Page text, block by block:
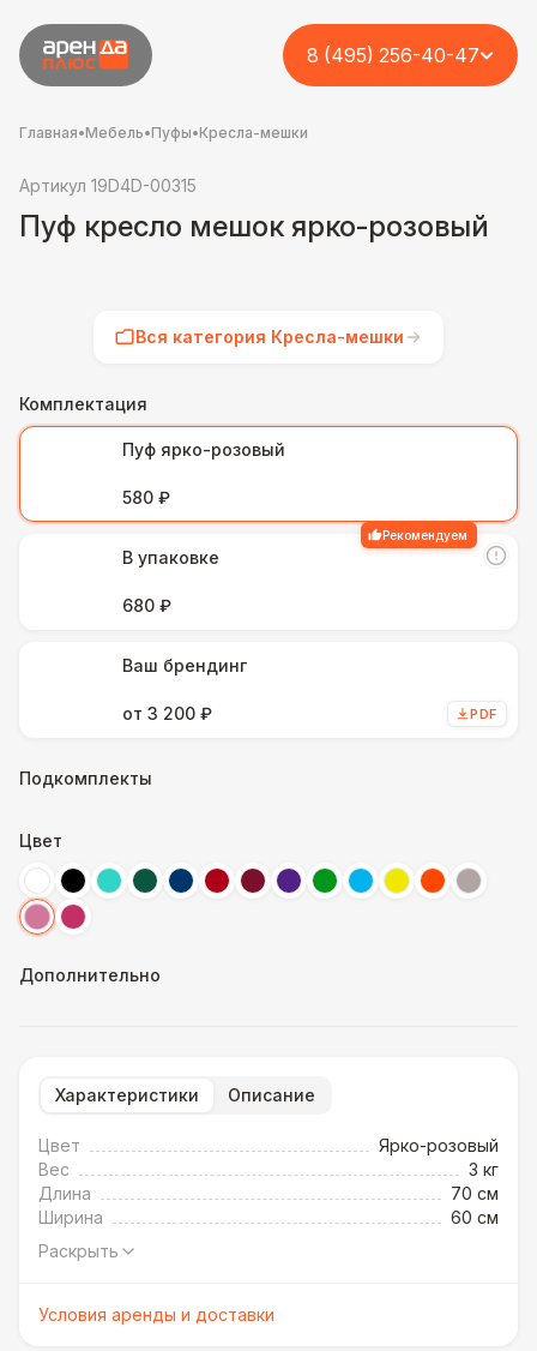
8 (495) 256-40-47
Главная•Мебель•Пуфы•Кресла-мешки
Артикул 19D4D-00315
Пуф кресло мешок ярко-розовый
Вся категория Кресла-мешки
Комплектация
Пуф ярко-розовый
580 ₽
Рекомендуем
В упаковке
680 ₽
Ваш брендинг
от 3 200 ₽ PDF
Подкомплекты
Цвет
Дополнительно
Характеристики Описание
Цвет
Ярко-розовый
Вес
3 кг
Длина
70 см
Ширина
60 см
Раскрыть
Условия аренды и доставки